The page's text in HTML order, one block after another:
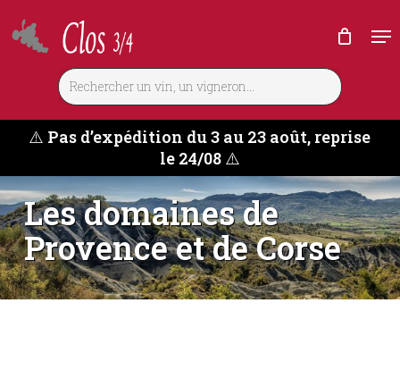
to
main
⚠️ Pas d’expédition du 3 au 23 août, reprise
le 24/08⚠️
Les domaines de
Provence et de Corse